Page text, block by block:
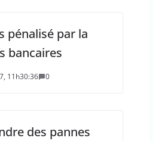
pénalisé par la
bancaires
11h30:36 0
des pannes